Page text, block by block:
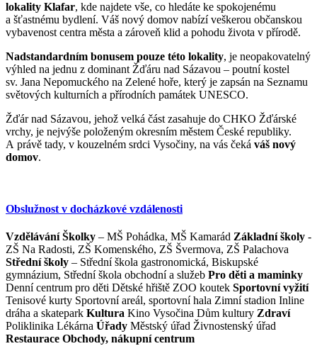
lokality Klafar, kde najdete vše, co hledáte ke spokojenému
a šťastnému bydlení. Váš nový domov nabízí veškerou občanskou
vybavenost centra města a zároveň klid a pohodu života v přírodě.
Nadstandardním bonusem pouze této lokality, je neopakovatelný
výhled na jednu z dominant Žďáru nad Sázavou – poutní kostel
sv. Jana Nepomuckého na Zelené hoře, který je zapsán na Seznamu
světových kulturních a přírodních památek UNESCO.
Žďár nad Sázavou, jehož velká část zasahuje do CHKO Žďárské
vrchy, je nejvýše položeným okresním městem České republiky.
A právě tady, v kouzelném srdci Vysočiny, na vás čeká váš nový
domov.
Obslužnost v docházkové vzdálenosti
Vzdělávání Školky – MŠ Pohádka, MŠ Kamarád Základní školy -
ZŠ Na Radosti, ZŠ Komenského, ZŠ Švermova, ZŠ Palachova
Střední školy – Střední škola gastronomická, Biskupské
gymnázium, Střední škola obchodní a služeb Pro děti a maminky
Denní centrum pro děti Dětské hřiště ZOO koutek Sportovní vyžití
Tenisové kurty Sportovní areál, sportovní hala Zimní stadion Inline
dráha a skatepark Kultura Kino Vysočina Dům kultury Zdraví
Poliklinika Lékárna Úřady Městský úřad Živnostenský úřad
Restaurace Obchody, nákupní centrum